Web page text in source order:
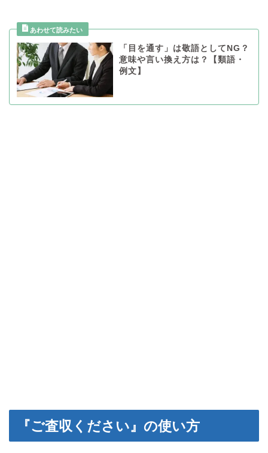
「目を通す」は敬語としてNG？
意味や言い換え方は？【類語・
例文】
『ご査収ください』の使い方